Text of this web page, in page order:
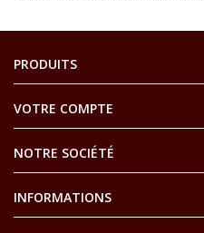
PRODUITS
VOTRE COMPTE
NOTRE SOCIÉTÉ
INFORMATIONS